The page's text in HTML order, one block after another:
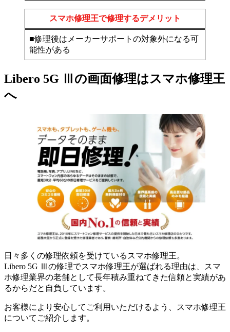
スマホ修理王で修理するデメリット
■修理後はメーカーサポートの対象外になる可
能性がある
Libero 5G Ⅲの画面修理はスマホ修理王
へ
日々多くの修理依頼を受けているスマホ修理王。
Libero 5G Ⅲの修理でスマホ修理王が選ばれる理由は、スマ
ホ修理業界の老舗として長年積み重ねてきた信頼と実績があ
るからだと自負しています。
お客様により安心してご利用いただけるよう、スマホ修理王
についてご紹介します。